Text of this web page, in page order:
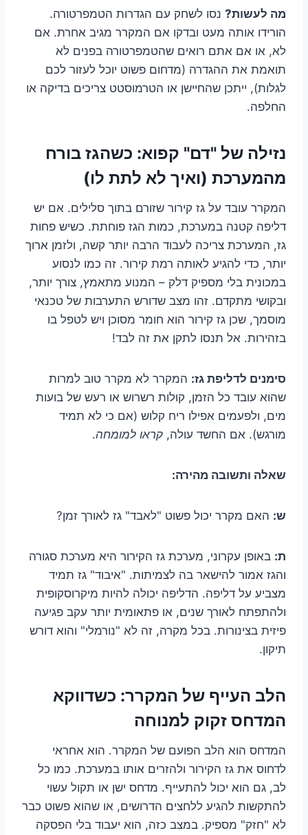
מה לעשות? נסו לשחק עם הגדרות הטמפרטורה.
הורידו אותה מעט ובדקו אם המקרר מגיב אחרת. אם
לא, או אם אתם רואים שהטמפרטורה בפנים לא
תואמת את ההגדרה (מדחום פשוט יוכל לעזור לכם
לגלות), ייתכן שהחיישן או הטרמוסטט צריכים בדיקה או
החלפה.
נזילה של "דם" קפוא: כשהגז בורח
מהמערכת (ואיך לא לתת לו)
המקרר עובד על גז קירור שזורם בתוך סלילים. אם יש
דליפה קטנה במערכת, כמות הגז פוחתת. כשיש פחות
גז, המערכת צריכה לעבוד הרבה יותר קשה, ולזמן ארוך
יותר, כדי להגיע לאותה רמת קירור. זה כמו לנסוע
במכונית בלי מספיק דלק – המנוע מתאמץ, צורך יותר,
ובקושי מתקדם. זהו מצב שדורש התערבות של טכנאי
מוסמך, שכן גז קירור הוא חומר מסוכן ויש לטפל בו
בזהירות. אל תנסו לתקן את זה לבד!
סימנים לדליפת גז: המקרר לא מקרר טוב למרות
שהוא עובד כל הזמן, קולות רשרוש או רעש של בועות
מים, ולפעמים אפילו ריח קלוש (אם כי לא תמיד
מורגש). אם החשד עולה, קראו למומחה.
שאלה ותשובה מהירה:
ש: האם מקרר יכול פשוט "לאבד" גז לאורך זמן?
ת: באופן עקרוני, מערכת גז הקירור היא מערכת סגורה
והגז אמור להישאר בה לצמיתות. "איבוד" גז תמיד
מצביע על דליפה. הדליפה יכולה להיות מיקרוסקופית
ולהתפתח לאורך שנים, או פתאומית יותר עקב פגיעה
פיזית בצינורות. בכל מקרה, זה לא "נורמלי" והוא דורש
תיקון.
הלב העייף של המקרר: כשדווקא
המדחס זקוק למנוחה
המדחס הוא הלב הפועם של המקרר. הוא אחראי
לדחוס את גז הקירור ולהזרים אותו במערכת. כמו כל
לב, גם הוא יכול להתעייף. מדחס ישן או תקול עשוי
להתקשות להגיע ללחצים הדרושים, או שהוא פשוט כבר
לא "חזק" מספיק. במצב כזה, הוא יעבוד בלי הפסקה